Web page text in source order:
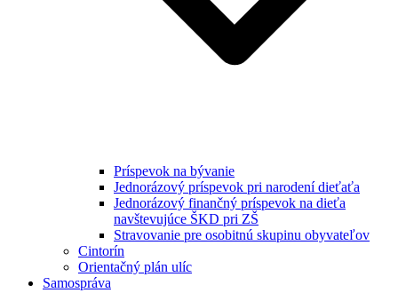
Príspevok na bývanie
Jednorázový príspevok pri narodení dieťaťa
Jednorázový finančný príspevok na dieťa
navštevujúce ŠKD pri ZŠ
Stravovanie pre osobitnú skupinu obyvateľov
Cintorín
Orientačný plán ulíc
Samospráva